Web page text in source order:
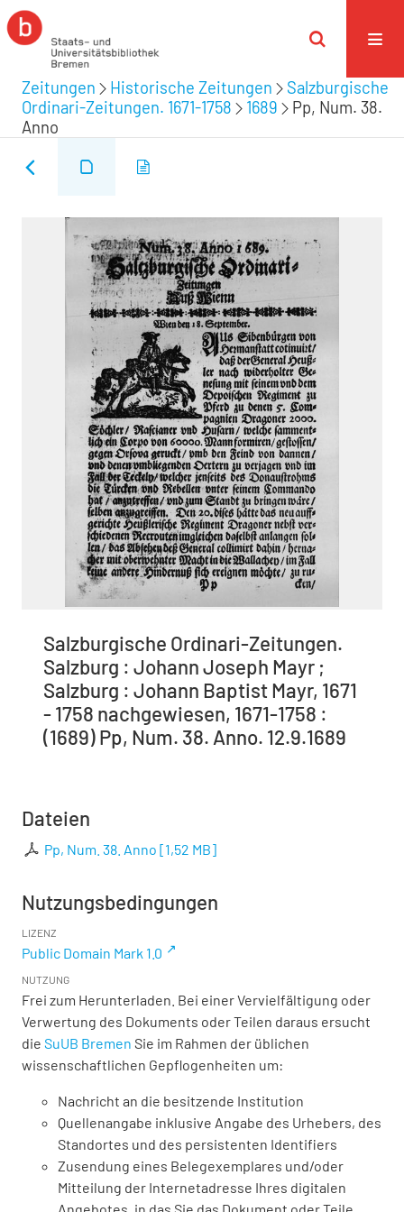
Zeitungen Historische Zeitungen
Salzburgische
Ordinari-Zeitungen. 1671-1758
1689
Pp, Num. 38.
Anno
Salzburgische Ordinari-Zeitungen.
Salzburg : Johann Joseph Mayr ;
Salzburg : Johann Baptist Mayr, 1671
- 1758 nachgewiesen, 1671-1758 :
(1689) Pp, Num. 38. Anno. 12.9.1689
Dateien
Pp, Num. 38. Anno [1,52 MB]
Nutzungsbedingungen
LIZENZ
Public Domain Mark 1.0
NUTZUNG
Frei zum Herunterladen. Bei einer Vervielfältigung oder
Verwertung des Dokuments oder Teilen daraus ersucht
die SuUB Bremen Sie im Rahmen der üblichen
wissenschaftlichen Gepflogenheiten um:
Nachricht an die besitzende Institution
Quellenangabe inklusive Angabe des Urhebers, des
Standortes und des persistenten Identifiers
Zusendung eines Belegexemplares und/oder
Mitteilung der Internetadresse Ihres digitalen